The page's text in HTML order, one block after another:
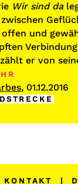
Wir sind da
und
er von
, 01.12.2016
KONTAKT